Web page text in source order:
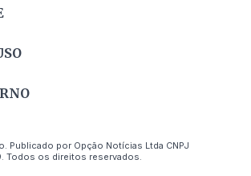
Publicado por Opção Notícias Ltda CNPJ
Todos os direitos reservados.